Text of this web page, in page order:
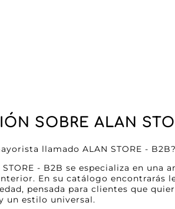
SOBRE ALAN
llamado ALAN STORE - B2B?
- B2B se especializa en
En su catálogo encontrarás
pensada para clientes que
un estilo universal.